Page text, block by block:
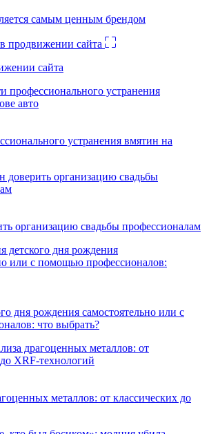
самым ценным брендом
сайта
устранения вмятин на
организацию свадьбы профессионалам
дня рождения самостоятельно или с
что выбрать?
металлов: от классических до